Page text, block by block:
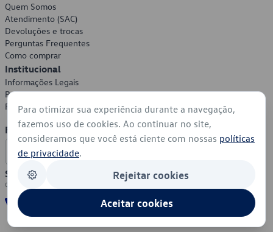
Quem Somos
Atendimento (SAC)
Devoluções e trocas
Perguntas Frequentes
Como comprar
Institucional
Informações Legais
Política de Privacidade
Política de Cookies
Formas de Pagamento
Segurança
Para otimizar sua experiência durante a navegação,
fazemos uso de cookies. Ao continuar no site,
consideramos que você está ciente com nossas políticas
de privacidade.
Rejeitar cookies
Aceitar cookies